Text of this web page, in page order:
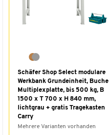
Schäfer Shop Select modulare
Werkbank Grundeinheit, Buche
Multiplexplatte, bis 500 kg, B
1500 x T 700 x H 840 mm,
lichtgrau + gratis Tragekasten
Carry
Mehrere Varianten vorhanden